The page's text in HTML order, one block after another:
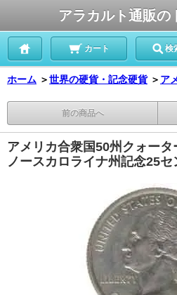
アラカルト通販の
カート 検
ホーム ＞世界の硬貨・記念硬貨 ＞ ア
前の商品へ
アメリカ合衆国50州クォータ
ノースカロライナ州記念25セ